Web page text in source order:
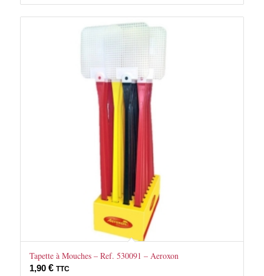
Tapette à Mouches – Ref. 530091 – Aeroxon
1,90 € TTC